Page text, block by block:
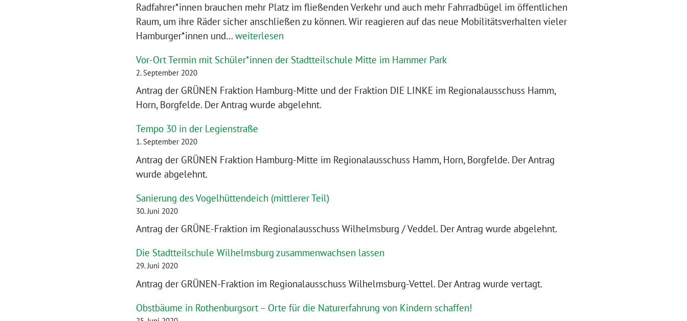
Radfahrer*innen brauchen mehr Platz im fließenden Verkehr und auch mehr Fahrradbügel im öffentlichen
Raum, um ihre Räder sicher anschließen zu können. Wir reagieren auf das neue Mobilitätsverhalten vieler
Hamburger*innen und… Fahrrad-
erweitern
weiterlesen
Vor-Ort Termin mit Schüler*innen der Stadtteilschule Mitte im Hammer Park
2. September 2020
Antrag der GRÜNEN Fraktion Hamburg-Mitte und der Fraktion DIE LINKE im Regionalausschuss Hamm,
Horn, Borgfelde. Der Antrag wurde abgelehnt.
Tempo 30 in der Legienstraße
1. September 2020
Antrag der GRÜNEN Fraktion Hamburg-Mitte im Regionalausschuss Hamm, Horn, Borgfelde. Der Antrag
wurde abgelehnt.
Sanierung des Vogelhüttendeich (mittlerer Teil)
30. Juni 2020
Antrag der GRÜNE-Fraktion im Regionalausschuss Wilhelmsburg / Veddel. Der Antrag wurde abgelehnt.
Die Stadtteilschule Wilhelmsburg zusammenwachsen lassen
29. Juni 2020
Antrag der GRÜNEN-Fraktion im Regionalausschuss Wilhelmsburg-Vettel. Der Antrag wurde vertagt.
Obstbäume in Rothenburgsort – Orte für die Naturerfahrung von Kindern schaffen!